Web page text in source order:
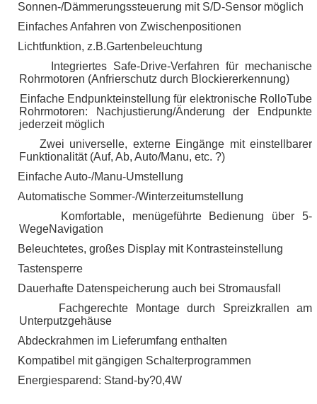
Sonnen-/Dämmerungssteuerung mit S/D-Sensor möglich
Einfaches Anfahren von Zwischenpositionen
Lichtfunktion, z.B.Gartenbeleuchtung
Integriertes Safe-Drive-Verfahren für mechanische
Rohrmotoren (Anfrierschutz durch Blockiererkennung)
Einfache Endpunkteinstellung für elektronische RolloTube
Rohrmotoren: Nachjustierung/Änderung der Endpunkte
jederzeit möglich
Zwei universelle, externe Eingänge mit einstellbarer
Funktionalität (Auf, Ab, Auto/Manu, etc. ?)
Einfache Auto-/Manu-Umstellung
Automatische Sommer-/Winterzeitumstellung
Komfortable, menügeführte Bedienung über 5-
WegeNavigation
Beleuchtetes, großes Display mit Kontrasteinstellung
Tastensperre
Dauerhafte Datenspeicherung auch bei Stromausfall
Fachgerechte Montage durch Spreizkrallen am
Unterputzgehäuse
Abdeckrahmen im Lieferumfang enthalten
Kompatibel mit gängigen Schalterprogrammen
Energiesparend: Stand-by?0,4W